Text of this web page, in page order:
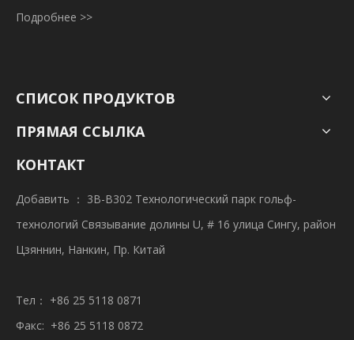
Подробнее >>
СПИСОК ПРОДУКТОВ
ПРЯМАЯ ССЫЛКА
КОНТАКТ
Добавить ： 3B-B302 Технологический парк гольф-
технологий Связывание долины U, # 16 улица Сингу, район
Цзяннин, Нанкин, Пр. Китай
Тел： +86 25 5118 0871
Факс: +86 25 5118 0872